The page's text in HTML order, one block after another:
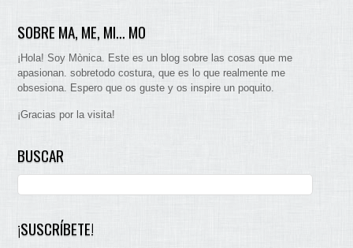
SOBRE MA, ME, MI… MO
¡Hola! Soy Mònica. Este es un blog sobre las cosas que me
apasionan. sobretodo costura, que es lo que realmente me
obsesiona. Espero que os guste y os inspire un poquito.
¡Gracias por la visita!
BUSCAR
¡SUSCRÍBETE!